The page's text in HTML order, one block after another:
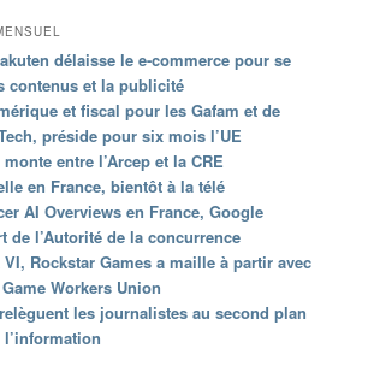
délaisse le e-commerce pour se
contenus et la publicité
et fiscal pour les Gafam et de
préside pour six mois l’UE
entre l’Arcep et la CRE
en France, bientôt à la télé
AI Overviews en France, Google
de l’Autorité de la concurrence
VI, Rockstar Games a maille à partir avec
Workers Union
les journalistes au second plan